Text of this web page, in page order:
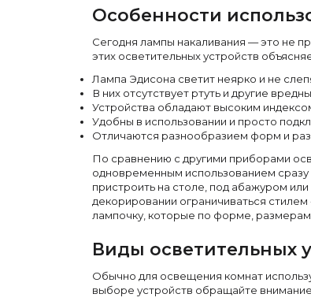
Уличная и садовая мебель
Фитнес и wellness-оборудование
INTERRA — Soft Modern
ARTOPIA — Mid-Century
Все коллекции мебели
Подбор, производство и комплектация по вашему дизайн-проекту
Дизайнерские кальяны
Особенности
Сегодня лампы накаливания — это не
этих осветительных устройств
Лампа Эдисона светит неярко и не
В них отсутствует ртуть и другие
Устройства обладают высоким
Удобны в использовании и просто
Отличаются разнообразием форм и
По сравнению с другими приборами
одновременным использованием сразу
пристроить на столе, под абажуром
декорировании ограничиваться
лампочку, которые по форме,
Виды осветительных
Обычно для освещения комнат
выборе устройств обращайте